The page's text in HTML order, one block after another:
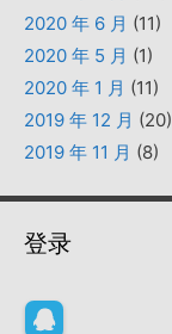
2020 年 6 月 (11)
2020 年 5 月 (1)
2020 年 1 月 (11)
2019 年 12 月 (20)
2019 年 11 月 (8)
登录